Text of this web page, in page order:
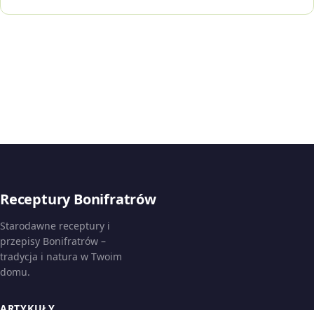
Receptury Bonifratrów
Starodawne receptury i
przepisy Bonifratrów –
tradycja i natura w Twoim
domu.